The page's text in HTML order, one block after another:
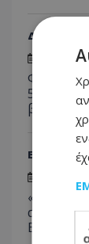
ΔΙΕΘΝΗ
Φρίκη
55χρονο
βαρέλι
ΕΛΛΑΔΑ
ανάγκη»: